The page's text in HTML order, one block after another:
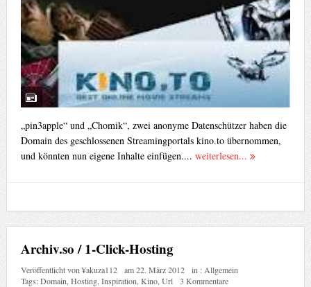
„pin3apple“ und „Chomik“, zwei anonyme Datenschützer haben die
Domain des geschlossenen Streamingportals kino.to übernommen,
und könnten nun eigene Inhalte einfügen.... weiterlesen...
Archiv.so / 1-Click-Hosting
Veröffentlicht von¥akuza112 am22. März 2012 in : Allgemein
Tags:Domain Hosting, Inspiration Kino, Url 3 Kommentare